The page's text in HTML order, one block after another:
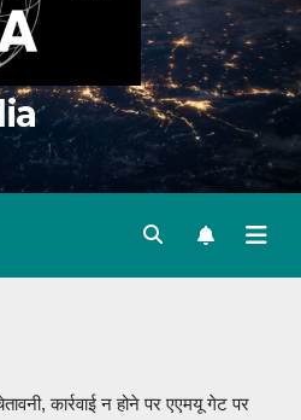
कार्रवाई न होने पर एएमयू गेट पर